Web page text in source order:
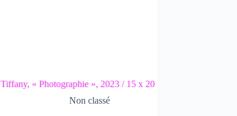
Tiffany, « Photographie », 2023 / 15 x 20
Non classé